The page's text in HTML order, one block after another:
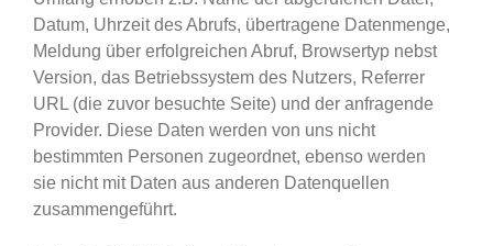
Datum, Uhrzeit des Abrufs, übertragene Datenmenge,
Meldung über erfolgreichen Abruf, Browsertyp nebst
Version, das Betriebssystem des Nutzers, Referrer
URL (die zuvor besuchte Seite) und der anfragende
Provider. Diese Daten werden von uns nicht
bestimmten Personen zugeordnet, ebenso werden
sie nicht mit Daten aus anderen Datenquellen
zusammengeführt.